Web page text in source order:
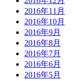
2016年11月
2016年10月
2016年9月
2016年8月
2016年7月
2016年6月
2016年5月